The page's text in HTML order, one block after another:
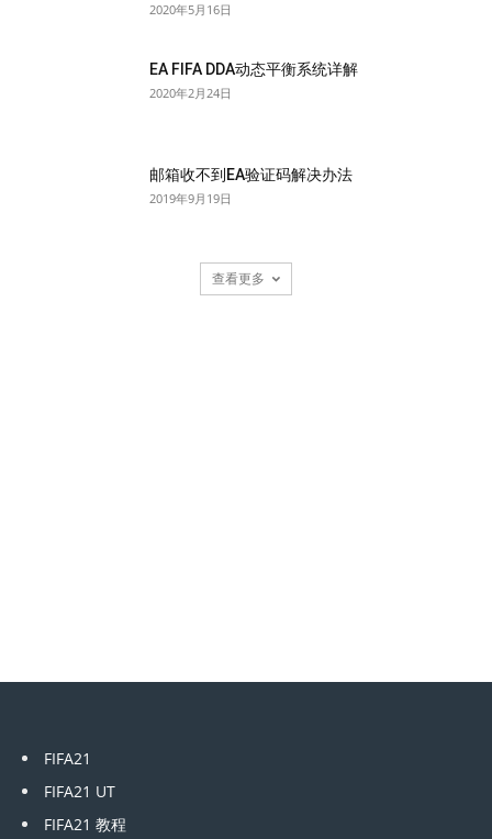
2020年5月16日
EA FIFA DDA动态平衡系统详解
2020年2月24日
邮箱收不到EA验证码解决办法
2019年9月19日
查看更多
FIFA21
FIFA21 UT
FIFA21 教程